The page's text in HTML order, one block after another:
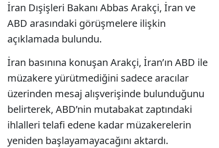
İran Dışişleri Bakanı Abbas Arakçi, İran ve
ABD arasındaki görüşmelere ilişkin
açıklamada bulundu.
İran basınına konuşan Arakçi, İran’ın ABD ile
müzakere yürütmediğini sadece aracılar
üzerinden mesaj alışverişinde bulunduğunu
belirterek, ABD’nin mutabakat zaptındaki
ihlalleri telafi edene kadar müzakerelerin
yeniden başlayamayacağını aktardı.